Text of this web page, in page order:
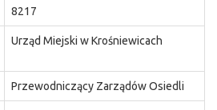
8217
Urząd Miejski w Krośniewicach
Przewodniczący Zarządów Osiedli